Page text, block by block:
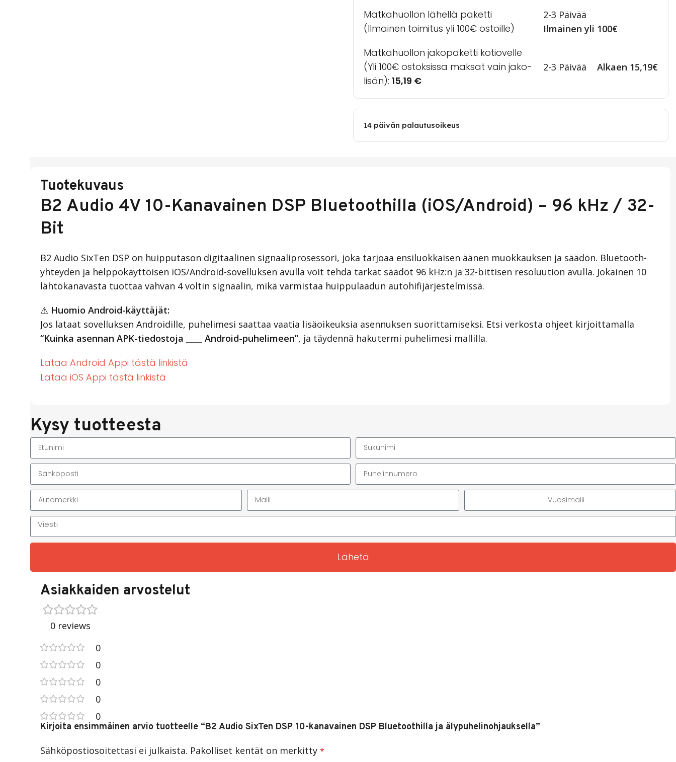
Matkahuollon lähellä paketti
(Ilmainen toimitus yli 100€ ostoille)
2-3 Päivää
Ilmainen yli 100€
Matkahuollon jakopaketti kotiovelle
(Yli 100€ ostoksissa maksat vain jako-
lisän): 15,19 €
2-3 Päivää Alkaen 15,19€
14 päivän palautusoikeus
Tuotekuvaus
B2 Audio 4V 10-Kanavainen DSP Bluetoothilla (iOS/Android) – 96 kHz / 32-
Bit
B2 Audio SixTen DSP on huipputason digitaalinen signaaliprosessori, joka tarjoaa ensiluokkaisen äänen muokkauksen ja säädön. Bluetooth-
yhteyden ja helppokäyttöisen iOS/Android-sovelluksen avulla voit tehdä tarkat säädöt 96 kHz:n ja 32-bittisen resoluution avulla. Jokainen 10
lähtökanavasta tuottaa vahvan 4 voltin signaalin, mikä varmistaa huippulaadun autohifijärjestelmissä.
⚠ Huomio Android-käyttäjät:
Jos lataat sovelluksen Androidille, puhelimesi saattaa vaatia lisäoikeuksia asennuksen suorittamiseksi. Etsi verkosta ohjeet kirjoittamalla
“Kuinka asennan APK-tiedostoja ____ Android-puhelimeen”, ja täydennä hakutermi puhelimesi mallilla.
Lataa Android Appi tästä linkistä
Lataa iOS Appi tästä linkistä
Kysy tuotteesta
Lähetä
Asiakkaiden arvostelut
0 reviews
0
0
0
0
0
Kirjoita ensimmäinen arvio tuotteelle “B2 Audio SixTen DSP 10-kanavainen DSP Bluetoothilla ja älypuhelinohjauksella”
Sähköpostiosoitettasi ei julkaista. Pakolliset kentät on merkitty *